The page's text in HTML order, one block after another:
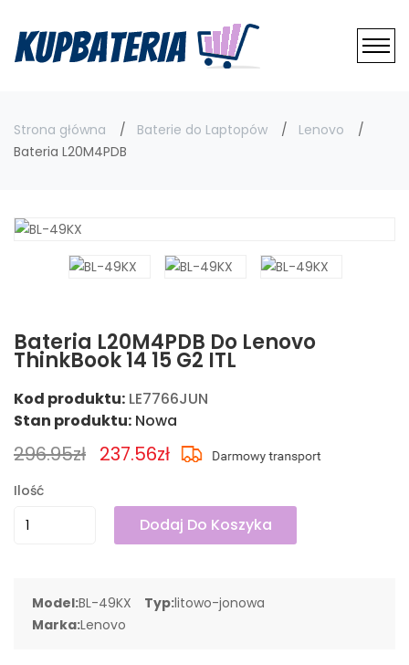
Strona główna Baterie do Laptopów
Lenovo
Bateria L20M4PDB
Bateria L20M4PDB Do Lenovo
ThinkBook 14 15 G2 ITL
Kod produktu: LE7766JUN
Stan produktu: Nowa
296.95zł 237.56zł
Ilość
Dodaj Do Koszyka
Model:BL-49KX Typ:litowo-jonowa
Marka:Lenovo